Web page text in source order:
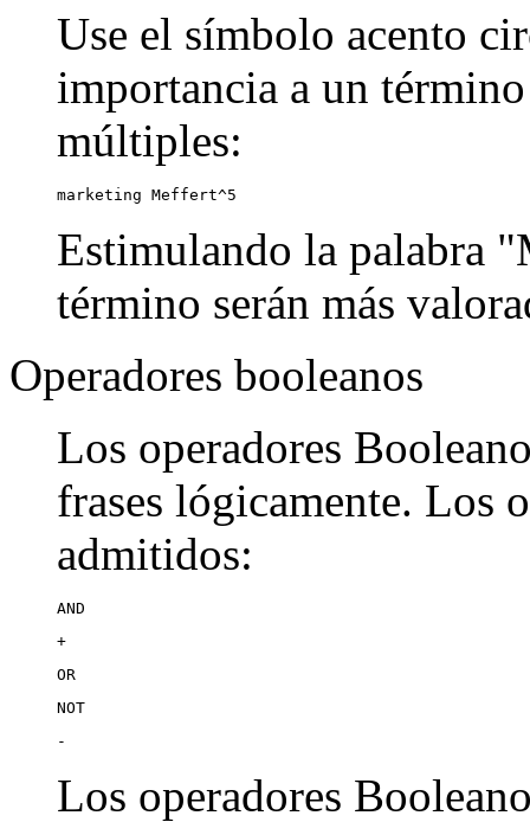
Use el símbolo acento
importancia a un
múltiples:
marketing Meffert^5
Estimulando la palabra
término serán más
Operadores booleanos
Los operadores
frases lógicamente. Los
admitidos:
AND
+
OR
NOT
-
Los operadores